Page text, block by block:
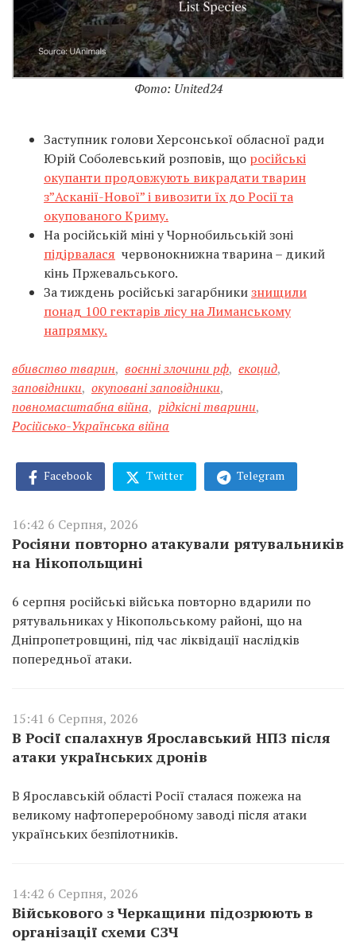
Фото: United24
Заступник голови Херсонської обласної ради
Юрій Соболевський розповів, що російські
окупанти продовжують викрадати тварин
з”Асканії-Нової” і вивозити їх до Росії та
окупованого Криму.
На російській міні у Чорнобильській зоні
підірвалася червонокнижна тварина – дикий
кінь Пржевальського.
За тиждень російські загарбникизнищили
понад 100 гектарів лісу на Лиманському
напрямку.
вбивство тварин, воєнні злочини рф, екоцид,
заповідники, окуповані заповідники,
повномасштабна війна, рідкісні тварини,
Російсько-Українська війна
Facebook Twitter Telegram
16:42 6 Серпня, 2026
Росіяни повторно атакували рятувальників
на Нікопольщині
6 серпня російські війська повторно вдарили по
рятувальниках у Нікопольському районі, що на
Дніпропетровщині, під час ліквідації наслідків
попередньої атаки.
15:41 6 Серпня, 2026
В Росії спалахнув Ярославський НПЗ після
атаки українських дронів
В Ярославській області Росії сталася пожежа на
великому нафтопереробному заводі після атаки
українських безпілотників.
14:42 6 Серпня, 2026
Військового з Черкащини підозрюють в
організації схеми СЗЧ